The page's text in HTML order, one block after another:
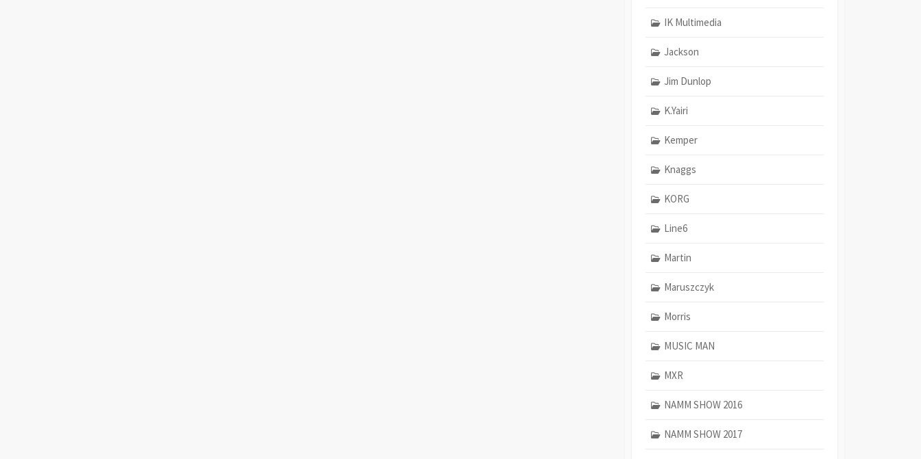
IK Multimedia
Jackson
Jim Dunlop
K.Yairi
Kemper
Knaggs
KORG
Line6
Martin
Maruszczyk
Morris
MUSIC MAN
MXR
NAMM SHOW 2016
NAMM SHOW 2017